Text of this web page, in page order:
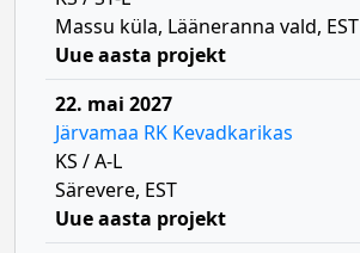
Massu küla, Lääneranna vald, EST
Uue aasta projekt
22. mai 2027
Järvamaa RK Kevadkarikas
KS / A-L
Särevere, EST
Uue aasta projekt